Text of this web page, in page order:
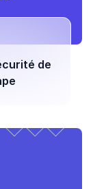
de